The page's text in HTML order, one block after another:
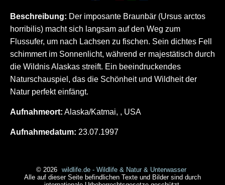
Beschreibung: Der imposante Braunbär (Ursus arctos
horribilis) macht sich langsam auf den Weg zum
Flussufer, um nach Lachsen zu fischen. Sein dichtes Fell
schimmert im Sonnenlicht, während er majestätisch durch
die Wildnis Alaskas streift. Ein beeindruckendes
Naturschauspiel, das die Schönheit und Wildheit der
Natur perfekt einfängt.
Aufnahmeort: Alaska/Katmai, , USA
Aufnahmedatum: 23.07.1997
© 2026 wildlife.de - Wildlife & Natur & Unterwasser
Alle auf dieser Seite befindlichen Texte und Bilder sind durch